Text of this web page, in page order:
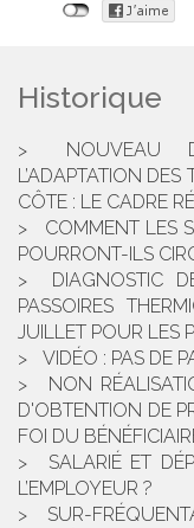
Historique
NOUVEAU
L’ADAPTATION
CÔTE : LE CADRE
COMMENT LES
POURRONT-ILS
DIAGNOSTIC
PASSOIRES
JUILLET POUR LES
VIDÉO : PAS DE
NON
D'OBTENTION DE
FOI DU
SALARIÉ ET
L’EMPLOYEUR ?
SUR-